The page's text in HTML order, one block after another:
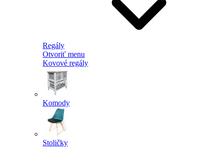
Regály
Otvoriť menu
Kovové regály
Komody
Stoličky